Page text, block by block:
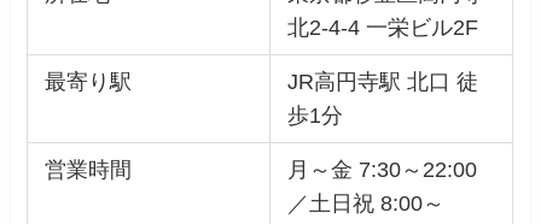
北2-4-4 一栄ビル2F
最寄り駅
JR高円寺駅 北口 徒
歩1分
営業時間
月～金 7:30～22:00
／土日祝 8:00～